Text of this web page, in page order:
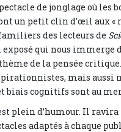
de jonglage où les
un petit clin d’œil aux «
des lecteurs de
exposé qui nous immerge
de la pensée critique.
mais aussi
biais cognitifs sont au
plein d’humour. Il
adaptés à chaque